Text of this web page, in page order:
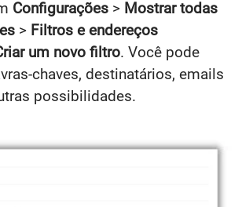
Configurações > Mostrar todas
> Filtros e endereços
um novo filtro. Você pode
chaves, destinatários, emails
possibilidades.